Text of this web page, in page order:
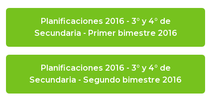
Planificaciones 2016 - 3° y 4° de
Secundaria - Primer bimestre 2016
Planificaciones 2016 - 3° y 4° de
Secundaria - Segundo bimestre 2016